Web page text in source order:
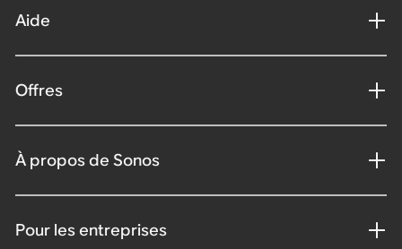
Aide
Offres
À propos de Sonos
Pour les entreprises